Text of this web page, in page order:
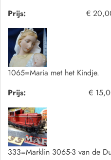
Prijs:
€
1065=Maria met het Kindje.
Prijs:
€
333=Marklin 3065-3 van de